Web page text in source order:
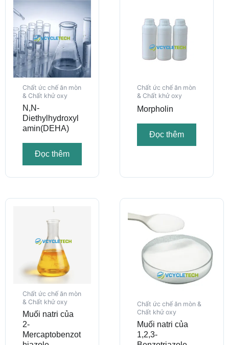
Chất ức chế ăn mòn
& Chất khử oxy
N,N-
Diethylhydroxyl
amin(DEHA)
Đọc thêm
Chất ức chế ăn mòn
& Chất khử oxy
Morpholin
Đọc thêm
Chất ức chế ăn mòn
& Chất khử oxy
Muối natri của
2-
Mercaptobenzot
Chất ức chế ăn mòn &
Chất khử oxy
Muối natri của
1,2,3-